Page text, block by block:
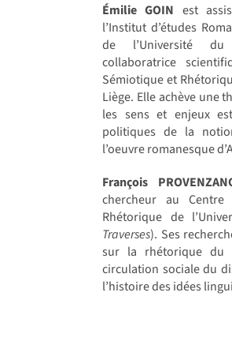
Émilie GOIN est
l’Institut d’études
de l’Université
collaboratrice
Sémiotique et
Liège. Elle achève une
les sens et enjeux
politiques de la
l’oeuvre romanesque
François
chercheur au
Rhétorique de
Traverses). Ses
sur la rhétorique du
circulation sociale du
l’histoire des idées